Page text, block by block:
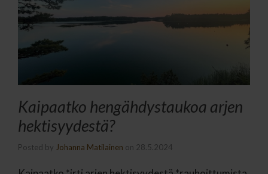
Kaipaatko hengähdystaukoa arjen
hektisyydestä?
Posted by Johanna Matilainen on 28.5.2024